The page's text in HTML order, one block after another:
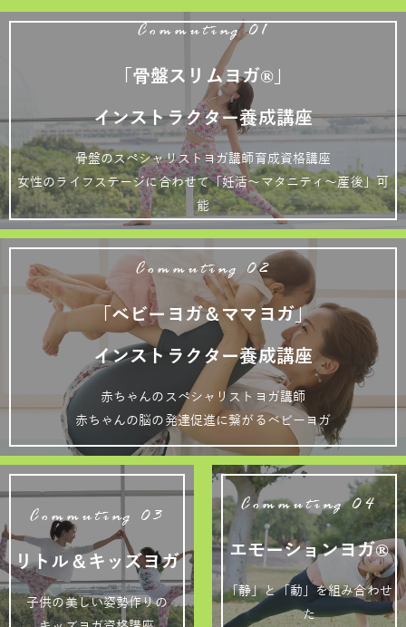
Commuting 01
「骨盤スリムヨガ®」
インストラクター養成講座
骨盤のスペシャリストヨガ講師育成資格講座
女性のライフステージに合わせて「妊活～マタニティ～産後」可
能
Commuting 02
「ベビーヨガ＆ママヨガ」
インストラクター養成講座
赤ちゃんのスペシャリストヨガ講師
赤ちゃんの脳の発達促進に繋がるベビーヨガ
Commuting 03
リトル＆キッズヨガ
子供の美しい姿勢作りの
Commuting 04
エモーションヨガ®
「静」と「動」を組み合わせ
た